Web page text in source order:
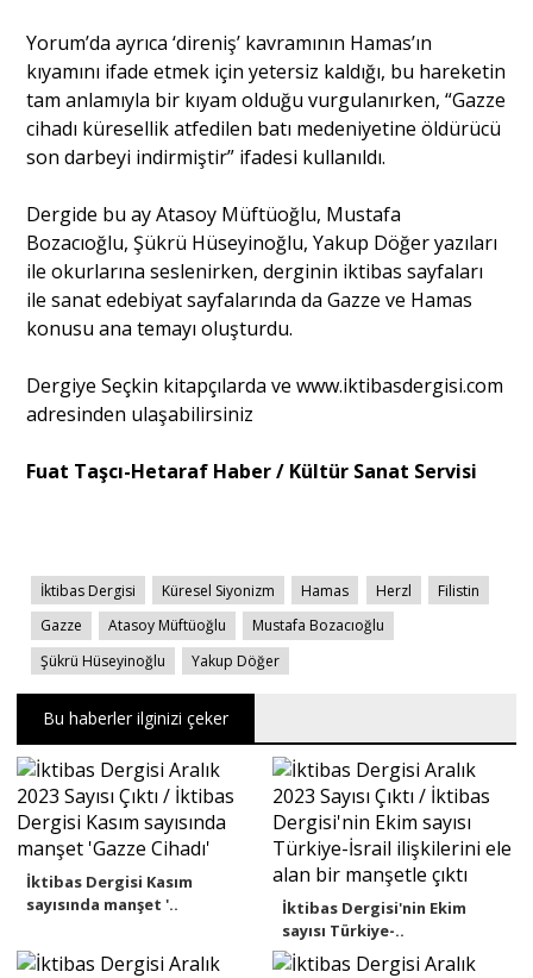
Eğitim
Dosya Haber
Ankara Analiz
Sağlık
Yorum’da ayrıca ‘direniş’ kavramının Hamas’ın
kıyamını ifade etmek için yetersiz kaldığı, bu hareketin
tam anlamıyla bir kıyam olduğu vurgulanırken, “Gazze
cihadı küresellik atfedilen batı medeniyetine öldürücü
son darbeyi indirmiştir” ifadesi kullanıldı.
Dergide bu ay Atasoy Müftüoğlu, Mustafa
Bozacıoğlu, Şükrü Hüseyinoğlu, Yakup Döğer yazıları
ile okurlarına seslenirken, derginin iktibas sayfaları
ile sanat edebiyat sayfalarında da Gazze ve Hamas
konusu ana temayı oluşturdu.
Dergiye Seçkin kitapçılarda ve www.iktibasdergisi.com
adresinden ulaşabilirsiniz
Fuat Taşcı-Hetaraf Haber / Kültür Sanat Servisi
İktibas Dergisi Küresel Siyonizm Hamas Herzl
Filistin
Gazze
Atasoy Müftüoğlu
Mustafa Bozacıoğlu
Şükrü Hüseyinoğlu
Yakup Döğer
Bu haberler ilginizi çeker
İktibas Dergisi Kasım
sayısında manşet '..
İktibas Dergisi'nin Ekim
sayısı Türkiye-..